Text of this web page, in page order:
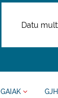
GAIAK GJH